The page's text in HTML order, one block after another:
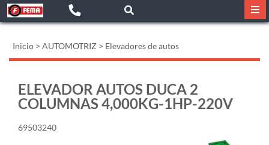
Inicio > AUTOMOTRIZ > Elevadores de autos
ELEVADOR AUTOS DUCA 2
COLUMNAS 4,000KG-1HP-220V
69503240